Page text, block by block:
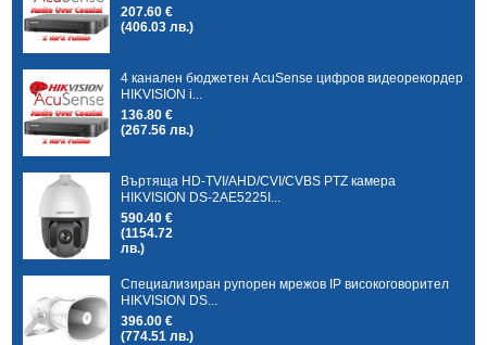
207.60 €
(406.03 лв.)
4 канален бюджетен AcuSense цифров видеорекордер
HIKVISION i...
136.80 €
(267.56 лв.)
Въртяща HD-TVI/AHD/CVI/CVBS PTZ камера
HIKVISION DS-2AE5225I...
590.40 €
(1154.72
лв.)
Специализиран рупорен мрежов IP високоговорител
HIKVISION DS...
396.00 €
(774.51 лв.)